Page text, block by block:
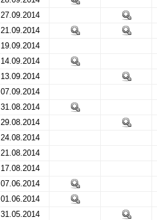
27.09.2014
21.09.2014
19.09.2014
14.09.2014
13.09.2014
07.09.2014
31.08.2014
29.08.2014
24.08.2014
21.08.2014
17.08.2014
07.06.2014
01.06.2014
31.05.2014